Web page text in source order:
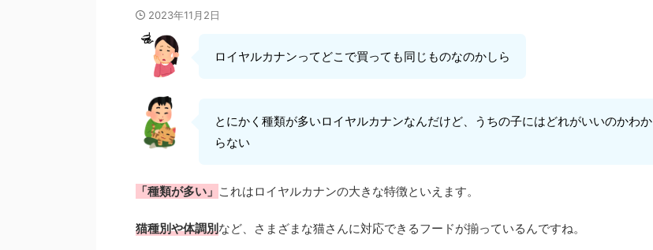
2023年11月2日
ロイヤルカナンってどこで買っても同じものなのかしら
とにかく種類が多いロイヤルカナンなんだけど、うちの子にはどれがいいのかわか
らない
「種類が多い」 これはロイヤルカナンの大きな特徴といえます。
猫種別や体調別など、さまざまな猫さんに対応できるフードが揃っているんですね。